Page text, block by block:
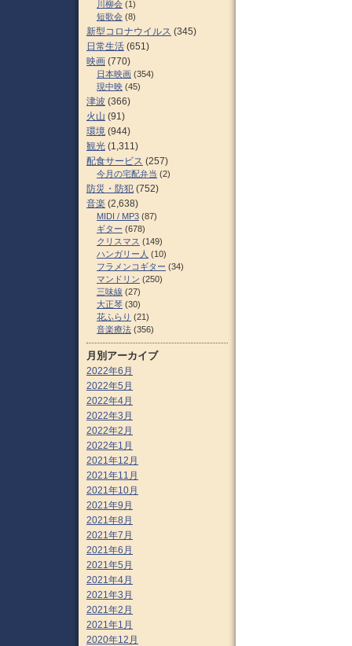
川柳会 (1)
短歌会 (8)
新型コロナウイルス (345)
日常生活 (651)
映画 (770)
日本映画 (354)
現中映 (45)
津波 (366)
火山 (91)
環境 (944)
観光 (1,311)
配食サービス (257)
今月の宅配弁当 (2)
防災・防犯 (752)
音楽 (2,638)
MIDI / MP3 (87)
ギター (678)
クリスマス (149)
ハンガリー人 (10)
フラメンコギター (34)
マンドリン (250)
三味線 (27)
大正琴 (30)
花ふらり (21)
音楽療法 (356)
月別アーカイブ
2022年6月
2022年5月
2022年4月
2022年3月
2022年2月
2022年1月
2021年12月
2021年11月
2021年10月
2021年9月
2021年8月
2021年7月
2021年6月
2021年5月
2021年4月
2021年3月
2021年2月
2021年1月
2020年12月